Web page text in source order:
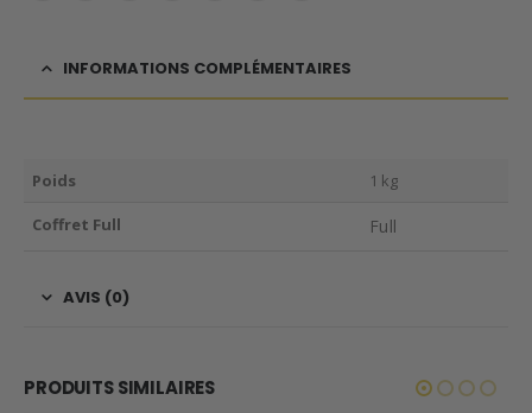
INFORMATIONS COMPLÉMENTAIRES
Poids 1 kg
Coffret Full Full
AVIS (0)
PRODUITS SIMILAIRES